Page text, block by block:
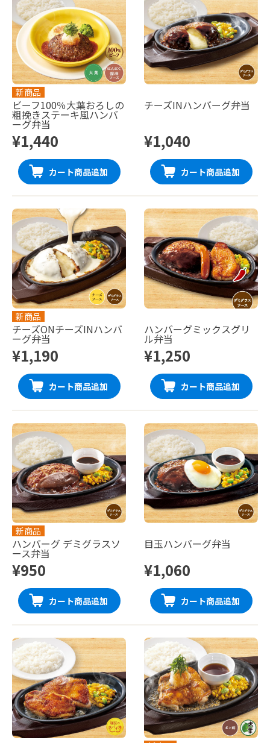
新商品
ビーフ100％大葉おろしの
粗挽きステーキ風ハンバ
ーグ弁当
¥1,440
カート商品追加
チーズINハンバーグ弁当
¥1,040
カート商品追加
新商品
チーズONチーズINハンバ
ーグ弁当
¥1,190
カート商品追加
ハンバーグミックスグリ
ル弁当
¥1,250
カート商品追加
新商品
ハンバーグ デミグラスソ
ース弁当
¥950
カート商品追加
目玉ハンバーグ弁当
¥1,060
カート商品追加